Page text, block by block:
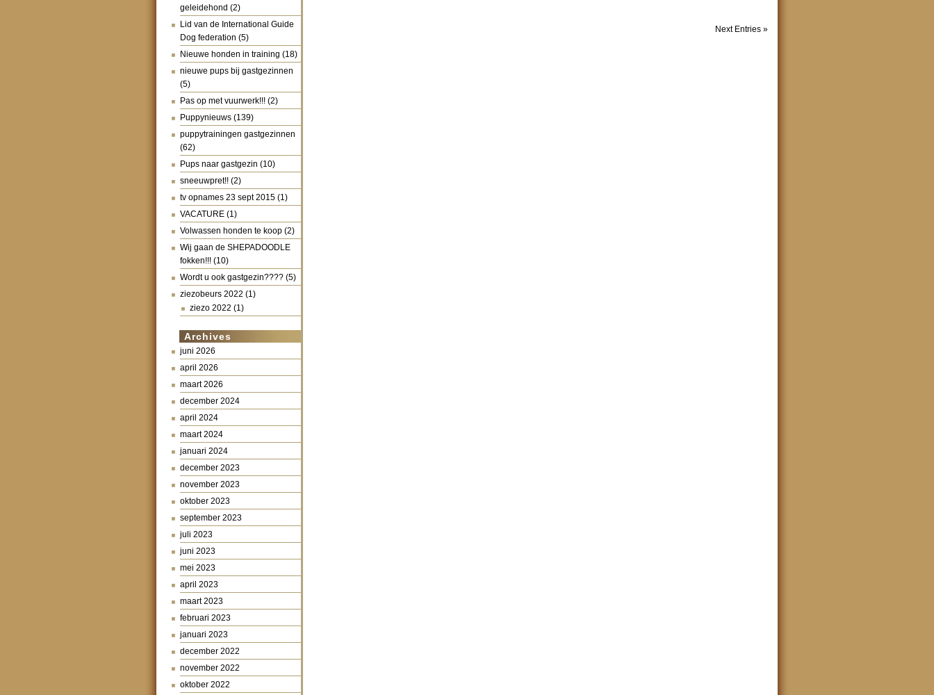
geleidehond (2)
Lid van de International Guide
Dog federation (5)
Nieuwe honden in training (18)
nieuwe pups bij gastgezinnen
(5)
Pas op met vuurwerk!!! (2)
Puppynieuws (139)
puppytrainingen gastgezinnen
(62)
Pups naar gastgezin (10)
sneeuwpret!! (2)
tv opnames 23 sept 2015 (1)
VACATURE (1)
Volwassen honden te koop (2)
Wij gaan de SHEPADOODLE
fokken!!! (10)
Wordt u ook gastgezin???? (5)
ziezobeurs 2022 (1)
ziezo 2022 (1)
Archives
juni 2026
april 2026
maart 2026
december 2024
april 2024
maart 2024
januari 2024
december 2023
november 2023
oktober 2023
september 2023
juli 2023
juni 2023
mei 2023
april 2023
maart 2023
februari 2023
januari 2023
december 2022
november 2022
oktober 2022
Next Entries »